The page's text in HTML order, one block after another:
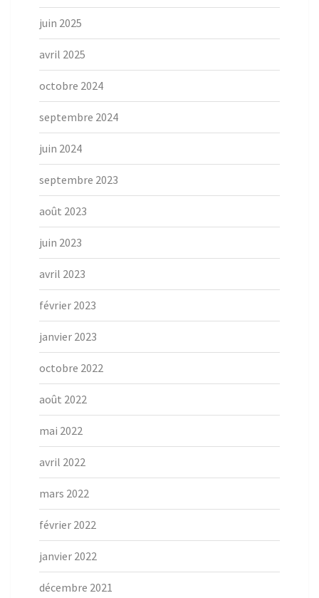
juin 2025
avril 2025
octobre 2024
septembre 2024
juin 2024
septembre 2023
août 2023
juin 2023
avril 2023
février 2023
janvier 2023
octobre 2022
août 2022
mai 2022
avril 2022
mars 2022
février 2022
janvier 2022
décembre 2021